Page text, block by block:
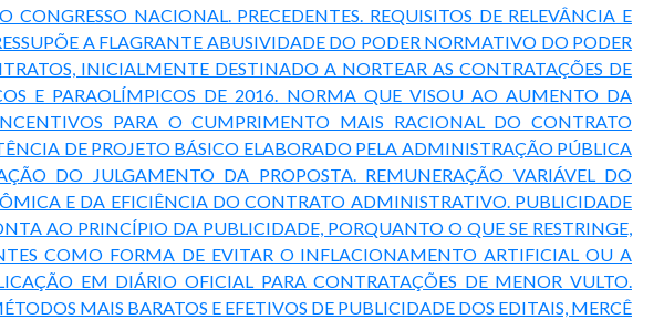
NACIONAL. PRECEDENTES. REQUISITOS DE RELEVÂNCIA E
A FLAGRANTE ABUSIVIDADE DO PODER NORMATIVO DO PODER
INICIALMENTE DESTINADO A NORTEAR AS CONTRATAÇÕES DE
E PARAOLÍMPICOS DE 2016. NORMA QUE VISOU AO AUMENTO DA
PARA O CUMPRIMENTO MAIS RACIONAL DO CONTRATO
DE PROJETO BÁSICO ELABORADO PELA ADMINISTRAÇÃO PÚBLICA
DO JULGAMENTO DA PROPOSTA. REMUNERAÇÃO VARIÁVEL DO
E DA EFICIÊNCIA DO CONTRATO ADMINISTRATIVO. PUBLICIDADE
AO PRINCÍPIO DA PUBLICIDADE, PORQUANTO O QUE SE RESTRINGE,
COMO FORMA DE EVITAR O INFLACIONAMENTO ARTIFICIAL OU A
EM DIÁRIO OFICIAL PARA CONTRATAÇÕES DE MENOR VULTO.
MAIS BARATOS E EFETIVOS DE PUBLICIDADE DOS EDITAIS, MERCÊ